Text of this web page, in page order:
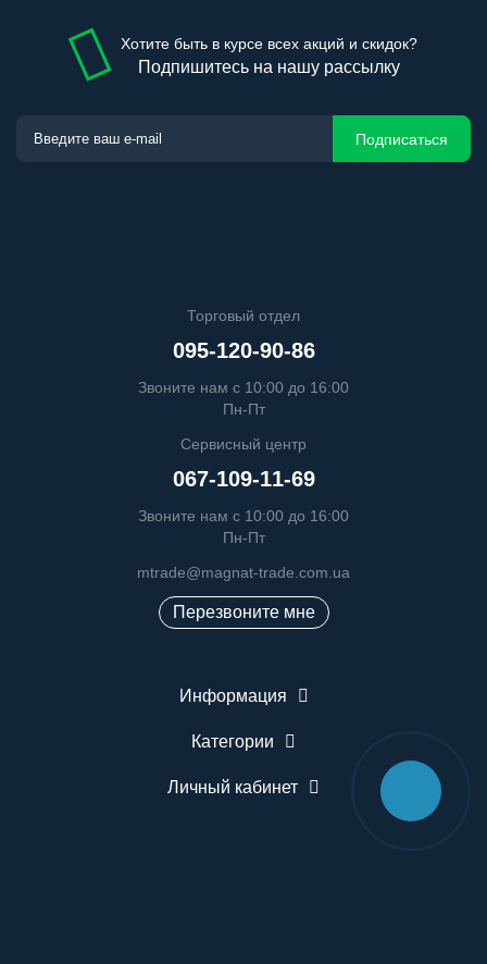
Хотите быть в курсе всех акций и скидок?
Подпишитесь на нашу рассылку
Подписаться
Торговый отдел
095-120-90-86
Звоните нам с 10:00 до 16:00
Пн-Пт
Сервисный центр
067-109-11-69
Звоните нам с 10:00 до 16:00
Пн-Пт
mtrade@magnat-trade.com.ua
Перезвоните мне
Информация
Категории
Личный кабинет